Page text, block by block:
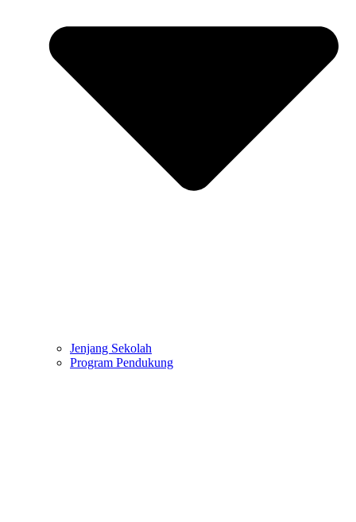
Jenjang Sekolah
Program Pendukung